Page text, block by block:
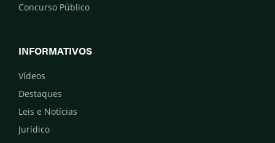
Concurso Público
INFORMATIVOS
Vídeos
Destaques
Leis e Notícias
Jurídico